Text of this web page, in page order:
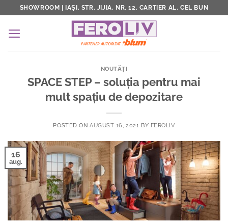
to
content
SHOWROOM | IAȘI, STR. JIJIA, NR. 12, CARTIER AL. CEL BUN
NOUTĂȚI
SPACE STEP – soluția pentru mai
mult spațiu de depozitare
POSTED ONAUGUST 16, 2021 BY FEROLIV
16
aug.